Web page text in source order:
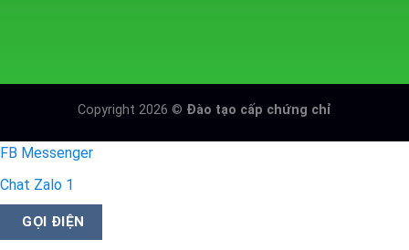
Copyright 2026 © Đào tạo cấp chứng chỉ
FB Messenger
Chat Zalo 1
GỌI ĐIỆN